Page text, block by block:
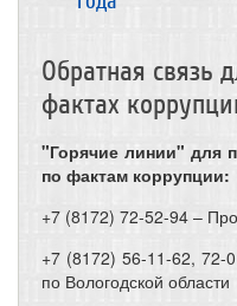
Обратная связь
фактах
"Горячие линии" для
по фактам коррупции:
+7 (8172) 72-52-94 –
+7 (8172) 56-11-62, 72-
по Вологодской области